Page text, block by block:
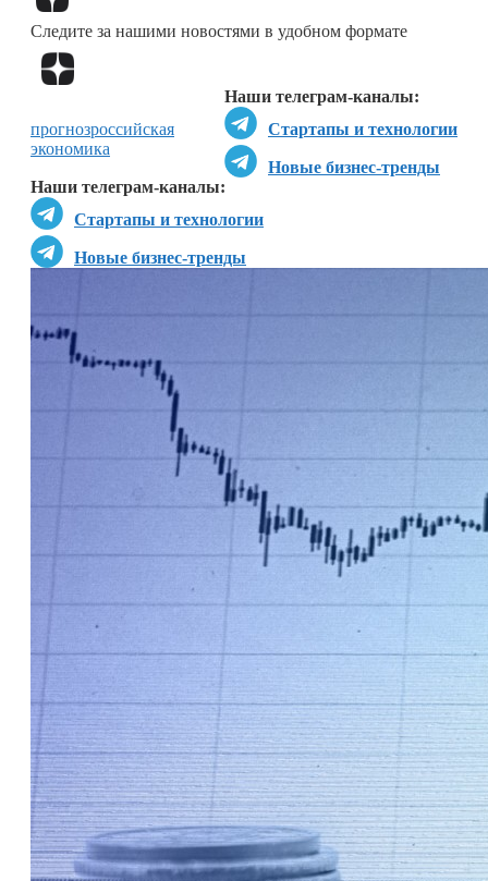
Следите за нашими новостями в удобном формате
Наши телеграм-каналы:
Стартапы и технологии
Новые бизнес-тренды
Наши телеграм-каналы:
Стартапы и технологии
Новые бизнес-тренды
прогнозроссийская
экономика